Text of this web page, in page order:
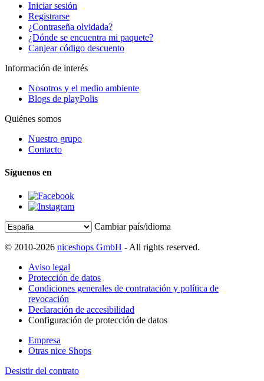
Iniciar sesión
Registrarse
¿Contraseña olvidada?
¿Dónde se encuentra mi paquete?
Canjear código descuento
Información de interés
Nosotros y el medio ambiente
Blogs de playPolis
Quiénes somos
Nuestro grupo
Contacto
Síguenos en
Cambiar país/idioma
© 2010-2026 niceshops GmbH - All rights reserved.
Aviso legal
Protección de datos
Condiciones generales de contratación y política de
revocación
Declaración de accesibilidad
Configuración de protección de datos
Empresa
Otras nice Shops
Desistir del contrato